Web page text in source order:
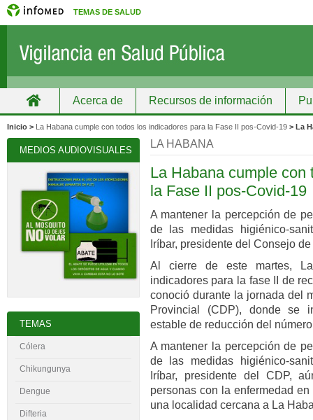
TEMAS DE SALUD
Acerca de Recursos de información
Grupos Recursos de información
Inicio > La Habana cumple con todos los indicadores para la Fase II pos-Covid-19 > La
LA HABANA
La Habana cumple con
la Fase II pos-Covid-19
A mantener la percepción de
de las medidas higiénico-
Iríbar, presidente del Consejo
Al cierre de este martes,
indicadores para la fase II de
conoció durante la jornada del
Provincial (CDP), donde se
estable de reducción del
A mantener la percepción de
de las medidas higiénico-
Iríbar, presidente del CDP,
personas con la enfermedad
una localidad cercana a La
MEDIOS AUDIOVISUALES
TEMAS
Cólera
Chikungunya
Dengue
Difteria